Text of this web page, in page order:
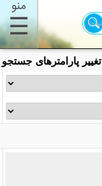
منو
☰
تغییر پارامترهای جستجو